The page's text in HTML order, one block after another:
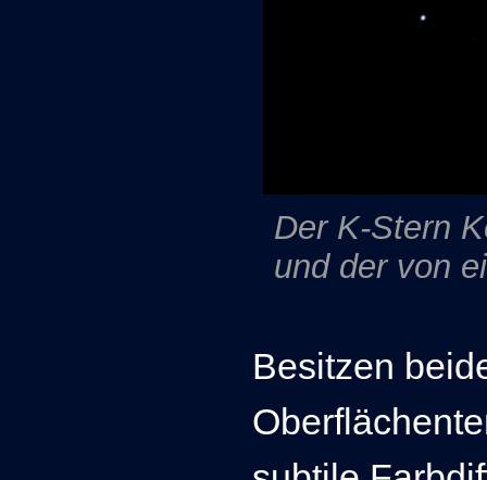
Der K-Stern
und der von
Besitzen